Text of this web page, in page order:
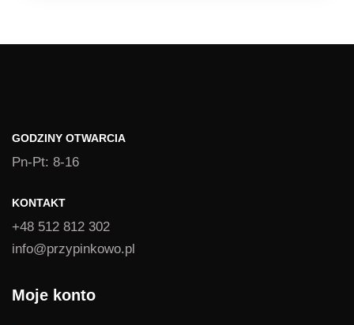
GODZINY OTWARCIA
Pn-Pt: 8-16
KONTAKT
+48 512 812 302
info@przypinkowo.pl
Moje konto